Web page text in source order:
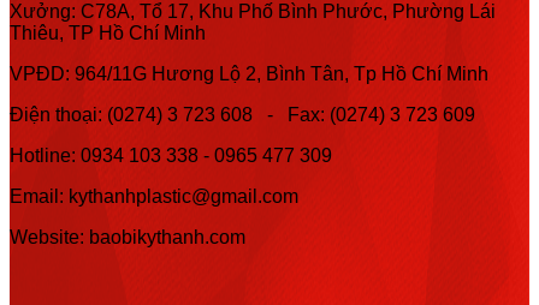
Xưởng: C78A, Tổ 17, Khu Phố Bình Phước, Phường Lái
Thiêu, TP Hồ Chí Minh
VPĐD: 964/11G Hương Lộ 2, Bình Tân, Tp Hồ Chí Minh
Điện thoại: (0274) 3 723 608 - Fax: (0274) 3 723 609
Hotline: 0934 103 338 - 0965 477 309
Email: kythanhplastic@gmail.com
Website: baobikythanh.com